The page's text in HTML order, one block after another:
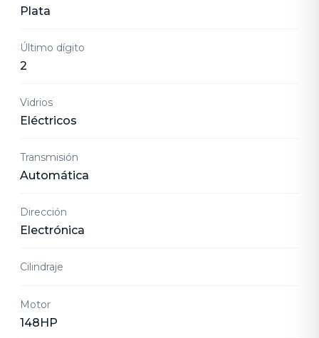
Plata
Último dígito
2
Vidrios
Eléctricos
Transmisión
Automática
Dirección
Electrónica
Cilindraje
Motor
148HP